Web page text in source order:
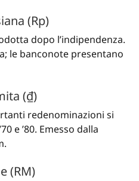
(Rp)
dopo l’indipendenza.
le banconote presentano
(₫)
redenominazioni si
e ’80. Emesso dalla
(RM)